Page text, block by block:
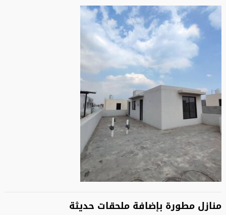
منازل مطورة بإضافة ملحقات حديثة